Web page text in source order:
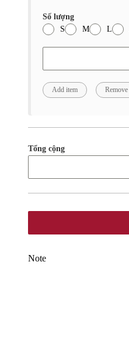
Số lượng
S
M L
Tổng cộng
Note